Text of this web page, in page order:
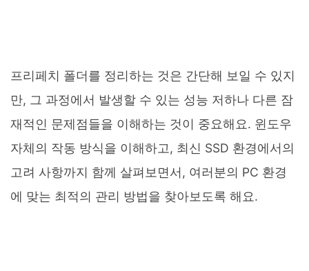
프리페치 폴더를 정리하는 것은 간단해 보일 수 있지
만, 그 과정에서 발생할 수 있는 성능 저하나 다른 잠
재적인 문제점들을 이해하는 것이 중요해요. 윈도우
자체의 작동 방식을 이해하고, 최신 SSD 환경에서의
고려 사항까지 함께 살펴보면서, 여러분의 PC 환경
에 맞는 최적의 관리 방법을 찾아보도록 해요.